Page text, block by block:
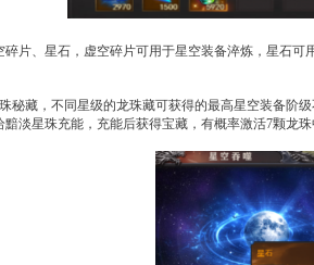
碎片、星石，虚空碎片可用于星空装备淬炼，星石可
秘藏，不同星级的龙珠藏可获得的最高星空装备阶
淡星珠充能，充能后获得宝藏，有概率激活7颗龙